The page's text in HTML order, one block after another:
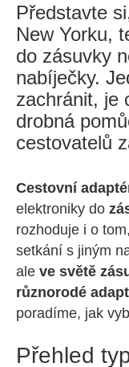
Představte
New Yorku,
do zásuvky
nabíječky.
zachránit, je
drobná
cestovatelů
Cestovní
elektroniky do
rozhoduje i o
setkání s jiným
ale ve světě
různorodé
poradíme, jak
Přehled